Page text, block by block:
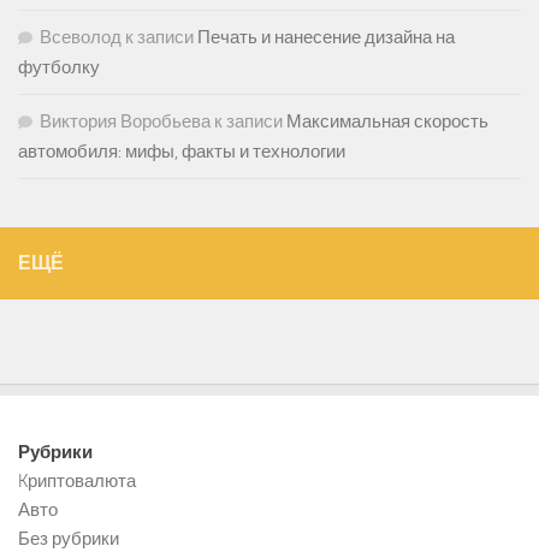
Всеволод к записи Печать и нанесение дизайна на
футболку
Виктория Воробьевак записи Максимальная скорость
автомобиля: мифы, факты и технологии
ЕЩЁ
Рубрики
Kриптовалюта
Авто
Без рубрики